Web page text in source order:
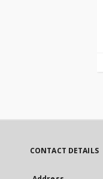
CONTACT DETAILS